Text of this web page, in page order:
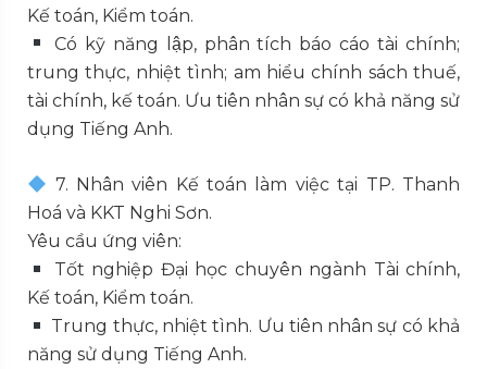
Kế toán, Kiểm toán.
Có kỹ năng lập, phân tích báo cáo tài chính;
trung thực, nhiệt tình; am hiểu chính sách thuế,
tài chính, kế toán. Ưu tiên nhân sự có khả năng sử
dụng Tiếng Anh.
7. Nhân viên Kế toán làm việc tại TP. Thanh
Hoá và KKT Nghi Sơn.
Yêu cầu ứng viên:
Tốt nghiệp Đại học chuyên ngành Tài chính,
Kế toán, Kiểm toán.
Trung thực, nhiệt tình. Ưu tiên nhân sự có khả
năng sử dụng Tiếng Anh.